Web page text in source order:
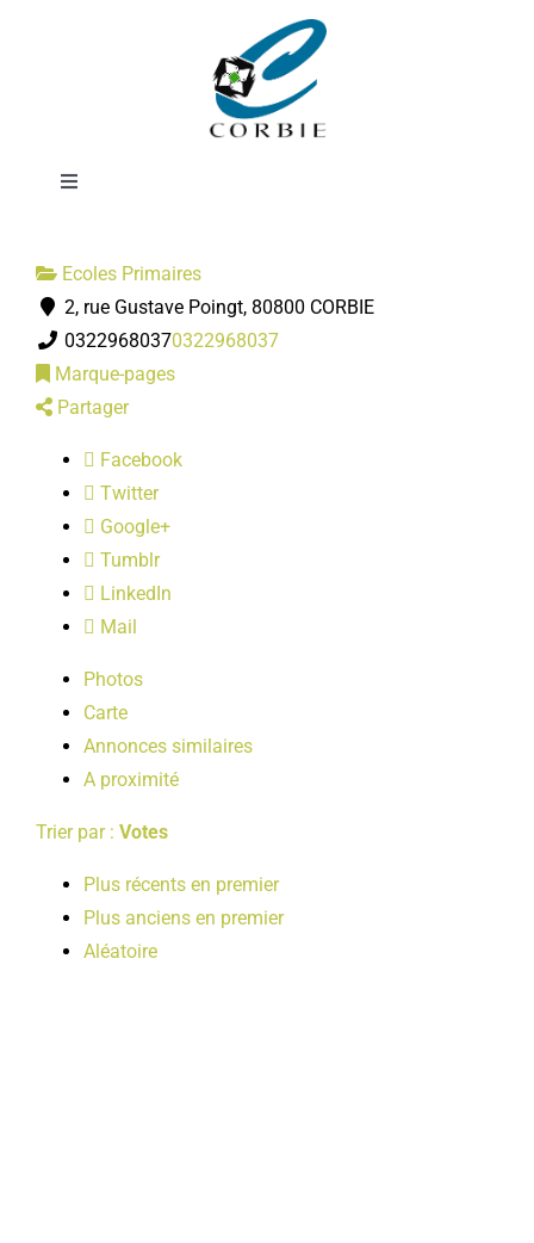
Toggle
DÉMARCHES ADMINISTRATIVES
SERVICES MUNICIPAUX
PRATIQUE
LOISIRS
PUBLICATIONS
Ecole Michel
Petrucciani
Ecoles Primaires
2, rue Gustave Poingt, 80800 CORBIE
03229680370322968037
Marque-pages
Partager
Facebook
Twitter
Google+
Tumblr
LinkedIn
Mail
Photos
Carte
Annonces similaires
A proximité
Trier par : Votes
Plus récents en premier
Plus anciens en premier
Aléatoire